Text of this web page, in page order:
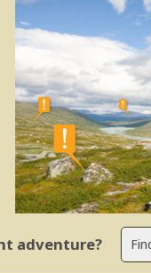
adventure?